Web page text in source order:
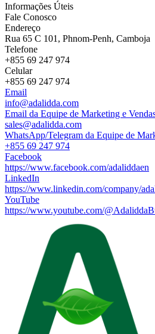
Informações Úteis
Fale Conosco
Endereço
Rua 65 C 101, Phnom-Penh, Camboja
Telefone
+855 69 247 974
Celular
+855 69 247 974
Email
info@adalidda.com
Email da Equipe de Marketing e
sales@adalidda.com
WhatsApp/Telegram da Equipe de
+855 69 247 974
Facebook
https://www.facebook.com/adaliddaen
LinkedIn
https://www.linkedin.com/company/
YouTube
https://www.youtube.com/